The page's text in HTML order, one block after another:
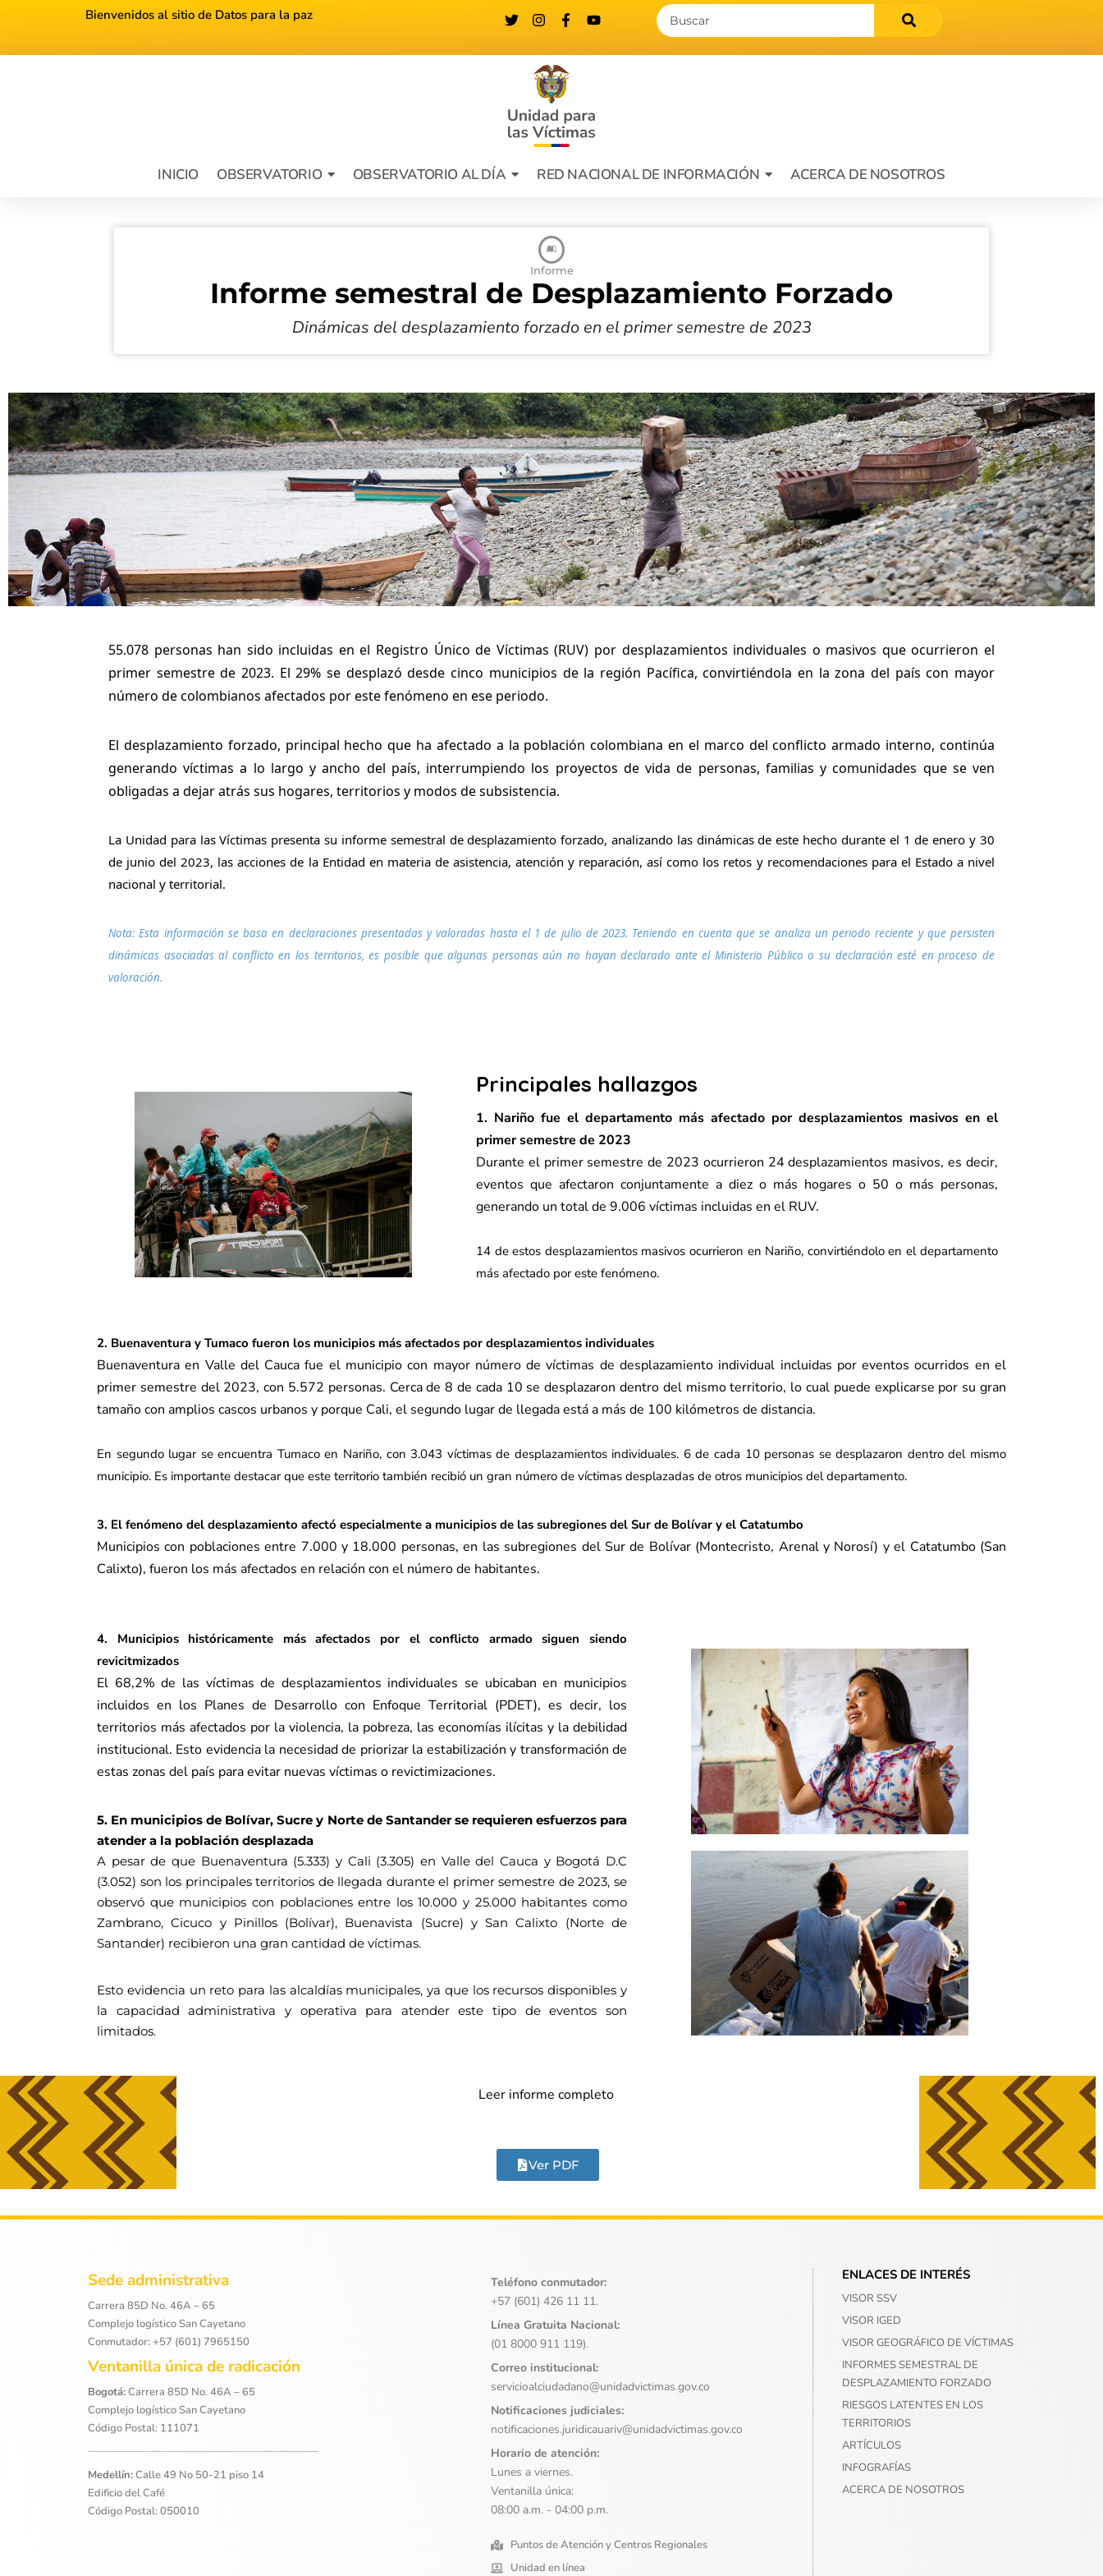
Bienvenidos al sitio de Datos para la paz
INICIO OBSERVATORIO OBSERVATORIO AL DÍA RED NACIONAL DE INFORMACIÓN ACERCA DE NOSOTROS
Informe
Informe semestral de Desplazamiento Forzado
Dinámicas del desplazamiento forzado en el primer semestre de 2023
55.078 personas han sido incluidas en el Registro Único de Víctimas (RUV) por desplazamientos individuales o masivos que ocurrieron el
primer semestre de 2023. El 29% se desplazó desde cinco municipios de la región Pacífica, convirtiéndola en la zona del país con mayor
número de colombianos afectados por este fenómeno en ese periodo.
El desplazamiento forzado, principal hecho que ha afectado a la población colombiana en el marco del conflicto armado interno, continúa
generando víctimas a lo largo y ancho del país, interrumpiendo los proyectos de vida de personas, familias y comunidades que se ven
obligadas a dejar atrás sus hogares, territorios y modos de subsistencia.
La Unidad para las Víctimas presenta su informe semestral de desplazamiento forzado, analizando las dinámicas de este hecho durante el 1 de enero y 30
de junio del 2023, las acciones de la Entidad en materia de asistencia, atención y reparación, así como los retos y recomendaciones para el Estado a nivel
nacional y territorial.
Nota: Esta información se basa en declaraciones presentadas y valoradas hasta el 1 de julio de 2023. Teniendo en cuenta que se analiza un periodo reciente y que persisten
dinámicas asociadas al conflicto en los territorios, es posible que algunas personas aún no hayan declarado ante el Ministerio Público o su declaración esté en proceso de
valoración.
Principales hallazgos
1. Nariño fue el departamento más afectado por desplazamientos masivos en el
primer semestre de 2023
Durante el primer semestre de 2023 ocurrieron 24 desplazamientos masivos, es decir,
eventos que afectaron conjuntamente a diez o más hogares o 50 o más personas,
generando un total de 9.006 víctimas incluidas en el RUV.
14 de estos desplazamientos masivos ocurrieron en Nariño, convirtiéndolo en el departamento
más afectado por este fenómeno.
2. Buenaventura y Tumaco fueron los municipios más afectados por desplazamientos individuales
Buenaventura en Valle del Cauca fue el municipio con mayor número de víctimas de desplazamiento individual incluidas por eventos ocurridos en el
primer semestre del 2023, con 5.572 personas. Cerca de 8 de cada 10 se desplazaron dentro del mismo territorio, lo cual puede explicarse por su gran
tamaño con amplios cascos urbanos y porque Cali, el segundo lugar de llegada está a más de 100 kilómetros de distancia.
En segundo lugar se encuentra Tumaco en Nariño, con 3.043 víctimas de desplazamientos individuales. 6 de cada 10 personas se desplazaron dentro del mismo
municipio. Es importante destacar que este territorio también recibió un gran número de víctimas desplazadas de otros municipios del departamento.
3. El fenómeno del desplazamiento afectó especialmente a municipios de las subregiones del Sur de Bolívar y el Catatumbo
Municipios con poblaciones entre 7.000 y 18.000 personas, en las subregiones del Sur de Bolívar (Montecristo, Arenal y Norosí) y el Catatumbo (San
Calixto), fueron los más afectados en relación con el número de habitantes.
4. Municipios históricamente más afectados por el conflicto armado siguen siendo
revicitmizados
El 68,2% de las víctimas de desplazamientos individuales se ubicaban en municipios
incluidos en los Planes de Desarrollo con Enfoque Territorial (PDET), es decir, los
territorios más afectados por la violencia, la pobreza, las economías ilícitas y la debilidad
institucional. Esto evidencia la necesidad de priorizar la estabilización y transformación de
estas zonas del país para evitar nuevas víctimas o revictimizaciones.
5. En municipios de Bolívar, Sucre y Norte de Santander se requieren esfuerzos para
atender a la población desplazada
A pesar de que Buenaventura (5.333) y Cali (3.305) en Valle del Cauca y Bogotá D.C
(3.052) son los principales territorios de llegada durante el primer semestre de 2023, se
observó que municipios con poblaciones entre los 10.000 y 25.000 habitantes como
Zambrano, Cicuco y Pinillos (Bolívar), Buenavista (Sucre) y San Calixto (Norte de
Santander) recibieron una gran cantidad de víctimas.
Esto evidencia un reto para las alcaldías municipales, ya que los recursos disponibles y
la capacidad administrativa y operativa para atender este tipo de eventos son
limitados.
Leer informe completo
Ver PDF
Sede administrativa
Carrera 85D No. 46A – 65
Complejo logístico San Cayetano
Conmutador: +57 (601) 7965150
Ventanilla única de radicación
Bogotá:Carrera 85D No. 46A – 65
Complejo logístico San Cayetano
Código Postal: 111071
Medellín:Calle 49 No 50-21 piso 14
Edificio del Café
Código Postal: 050010
Teléfono conmutador:
+57 (601) 426 11 11.
Línea Gratuita Nacional:
(01 8000 911 119).
Correo institucional:
servicioalciudadano@unidadvictimas.gov.co
Notificaciones judiciales:
notificaciones.juridicauariv@unidadvictimas.gov.co
Horario de atención:
Lunes a viernes.
Ventanilla única:
08:00 a.m. - 04:00 p.m.
Puntos de Atención y Centros Regionales
Unidad en línea
ENLACES DE INTERÉS
VISOR SSV
VISOR IGED
VISOR GEOGRÁFICO DE VÍCTIMAS
INFORMES SEMESTRAL DE
DESPLAZAMIENTO FORZADO
RIESGOS LATENTES EN LOS
TERRITORIOS
ARTÍCULOS
INFOGRAFÍAS
ACERCA DE NOSOTROS